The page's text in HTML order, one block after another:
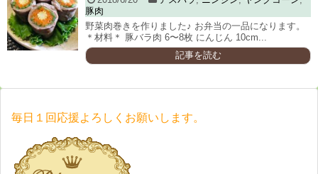
豚肉
野菜肉巻きを作りました♪ お弁当の一品になります。
＊材料＊ 豚バラ肉 6〜8枚 にんじん 10cm...
記事を読む
毎日１回応援よろしくお願いします。